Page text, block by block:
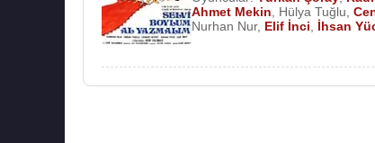
Ahmet Mekin
Hülya Tuğlu
Nurhan Nur, Elif İnci İhsan